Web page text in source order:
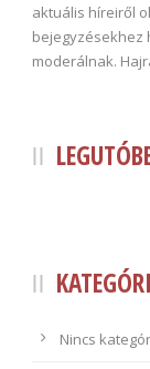
aktuális híreiről
bejegyzésekhez
moderálnak.
Nincs